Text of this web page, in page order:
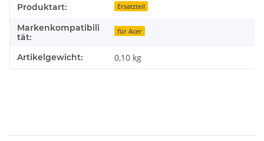
Produkteigenschaft
Wert
Produktart: Ersatzteil
Markenkompatibili
tät:
für Acer
Artikelgewicht: 0,10 kg